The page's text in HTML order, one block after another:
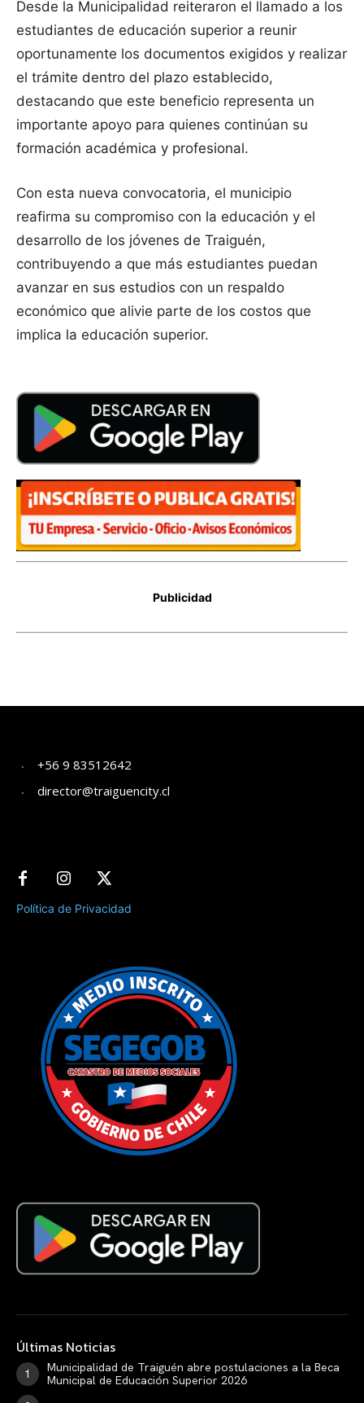
+56 9 83512642
director@traiguencity.cl
Política de Privacidad
Últimas Noticias
Municipalidad de Traiguén abre postulaciones a la Beca
Municipal de Educación Superior 2026